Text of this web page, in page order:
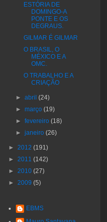
ESTÓRIA DE
DOMINGO-A
PONTE E OS
DEGRAUS.
GILMAR É GILMAR
O BRASIL, O
MÉXICO E A
OMC.
O TRABALHO E A
CRIAÇÃO
►abril(24)
►março(19)
►fevereiro(18)
►janeiro(26)
► 2012 (191)
► 2011 (142)
► 2010 (27)
► 2009 (5)
EBMS